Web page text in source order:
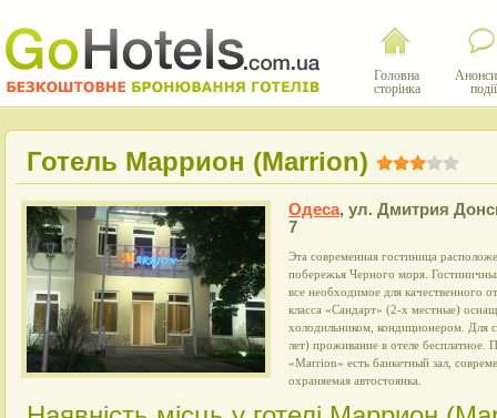
Головна
сторінка
події
Готель Маррион (Marrion)
Одеса, ул. Дмитрия
7
Эта современная гостиница
побережья Черного моря.
все необходимое для качественного
класса «Сандарт» (2-х местные)
холодильником, кондиционером. Для
лет) проживание в отеле бесплатное.
«Marrion» есть банкетный зал,
охраняемая автостоянка.